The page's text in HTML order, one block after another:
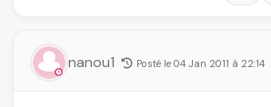
nanou1 Posté le 04 Jan 2011 à 22:14